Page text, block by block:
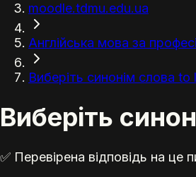
moodle.tdmu.edu.ua
Англійська мова за
Виберіть синонім слова to
Виберіть
✅ Перевірена відповідь на